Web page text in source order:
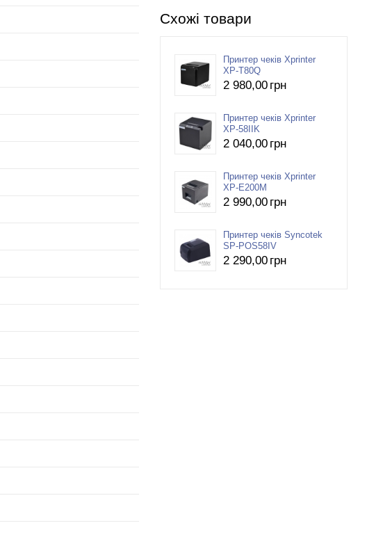
Схожі товари
Принтер чеків Xprinter
XP-T80Q
2 980,00 грн
Принтер чеків Xprinter
XP-58IIK
2 040,00 грн
Принтер чеків Xprinter
XP-E200M
2 990,00 грн
Принтер чеків Syncotek
SP-POS58IV
2 290,00 грн